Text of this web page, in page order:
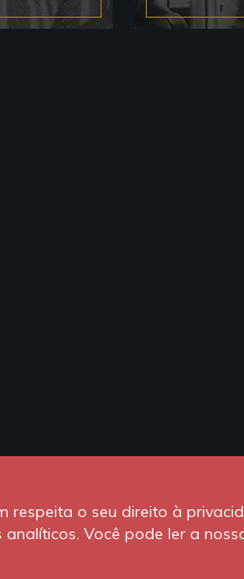
respeita o seu direito à
Você pode ler a